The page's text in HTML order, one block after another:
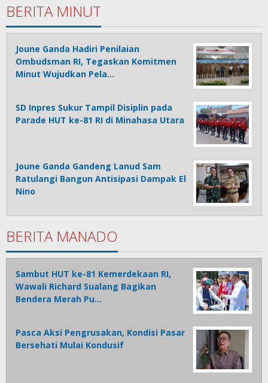
BERITA MINUT
Joune Ganda Hadiri Penilaian
Ombudsman RI, Tegaskan Komitmen
Minut Wujudkan Pela…
SD Inpres Sukur Tampil Disiplin pada
Parade HUT ke-81 RI di Minahasa Utara
Joune Ganda Gandeng Lanud Sam
Ratulangi Bangun Antisipasi Dampak El
Nino
BERITA MANADO
Sambut HUT ke-81 Kemerdekaan RI,
Wawali Richard Sualang Bagikan
Bendera Merah Pu…
Pasca Aksi Pengrusakan, Kondisi Pasar
Bersehati Mulai Kondusif